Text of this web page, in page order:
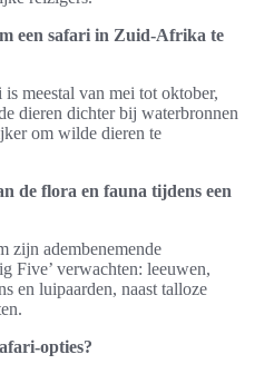
een safari in Zuid-Afrika te
meestal van mei tot oktober,
dieren dichter bij waterbronnen
om wilde dieren te
de flora en fauna tijdens een
zijn adembenemende
Five’ verwachten: leeuwen,
en luipaarden, naast talloze
opties?